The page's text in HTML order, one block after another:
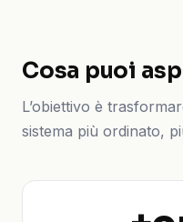
Cosa puoi
L’obiettivo è
sistema più ordinato,